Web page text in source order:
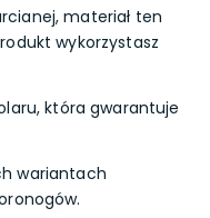
materiał ten
wykorzystasz
która gwarantuje
wariantach